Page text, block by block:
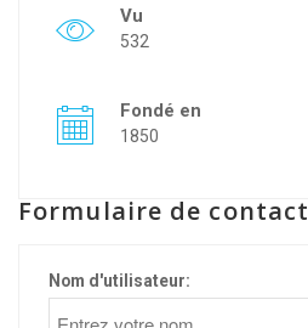
Vu
532
Fondé en
1850
Formulaire de contact
Nom d'utilisateur: